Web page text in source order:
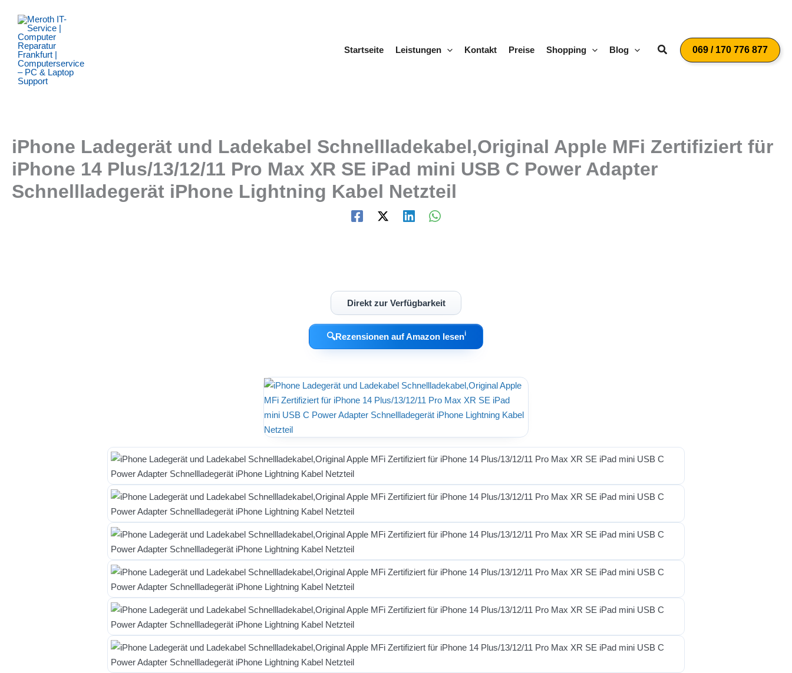
Inhalt
springen
Startseite
Leistungen Kontakt Preise Shopping Blog Suchen069 / 170 776 877
iPhone Ladegerät und Ladekabel Schnellladekabel,Original Apple MFi Zertifiziert für
iPhone 14 Plus/13/12/11 Pro Max XR SE iPad mini USB C Power Adapter
Schnellladegerät iPhone Lightning Kabel Netzteil
Direkt zur Verfügbarkeit
🔍Rezensionen auf Amazon lesenℹ︎